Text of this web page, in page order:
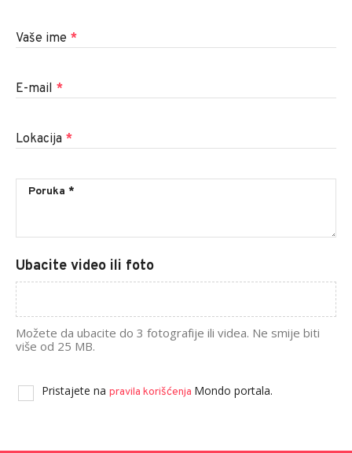
Vaše ime *
E-mail *
Lokacija *
Ubacite video ili foto
Možete da ubacite do 3 fotografije ili videa. Ne smije biti
više od 25 MB.
Pristajete na pravila korišćenja Mondo portala.